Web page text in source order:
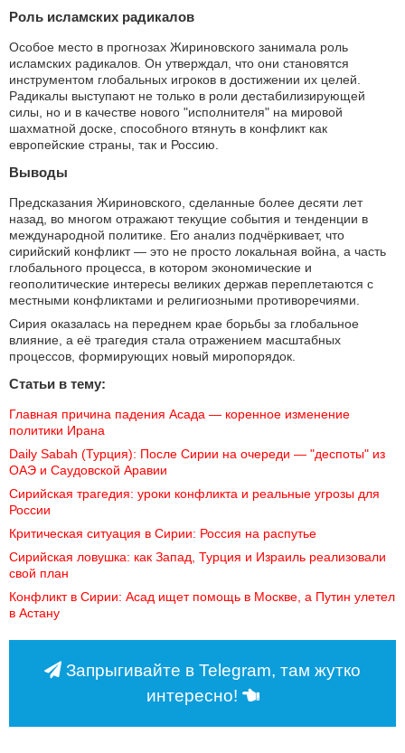
Роль исламских радикалов
Особое место в прогнозах Жириновского занимала роль
исламских радикалов. Он утверждал, что они становятся
инструментом глобальных игроков в достижении их целей.
Радикалы выступают не только в роли дестабилизирующей
силы, но и в качестве нового "исполнителя" на мировой
шахматной доске, способного втянуть в конфликт как
европейские страны, так и Россию.
Выводы
Предсказания Жириновского, сделанные более десяти лет
назад, во многом отражают текущие события и тенденции в
международной политике. Его анализ подчёркивает, что
сирийский конфликт — это не просто локальная война, а часть
глобального процесса, в котором экономические и
геополитические интересы великих держав переплетаются с
местными конфликтами и религиозными противоречиями.
Сирия оказалась на переднем крае борьбы за глобальное
влияние, а её трагедия стала отражением масштабных
процессов, формирующих новый миропорядок.
Статьи в тему:
Главная причина падения Асада — коренное изменение
политики Ирана
Daily Sabah (Турция): После Сирии на очереди — "деспоты" из
ОАЭ и Саудовской Аравии
Сирийская трагедия: уроки конфликта и реальные угрозы для
России
Критическая ситуация в Сирии: Россия на распутье
Сирийская ловушка: как Запад, Турция и Израиль реализовали
свой план
Конфликт в Сирии: Асад ищет помощь в Москве, а Путин улетел
в Астану
Запрыгивайте в Telegram, там жутко
интересно!